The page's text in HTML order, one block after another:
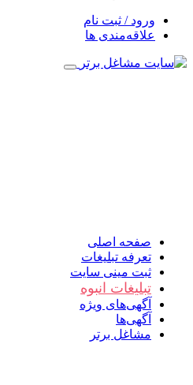
ورود / ثبت نام
علاقه‌مندی ها
صفحه اصلی
تعرفه تبلیغات
ثبت مینی سایت
تبلیغات انبوه
آگهی‌های ویژه
آگهی‌ها
مشاغل برتر